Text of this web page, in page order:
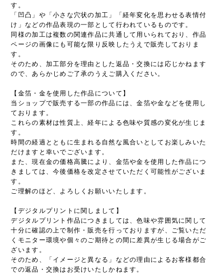
す。
「凹凸」や「小さな穴状の加工」「経年変化を思わせる表情付
け」などの作品表現の一部として行われているものです。
同様の加工は複数の関連作品に共通して用いられており、作品
ページの画像にも可能な限り反映したうえで販売しておりま
す。
そのため、加工部分を理由とした返品・交換には応じかねます
ので、あらかじめご了承のうえご購入ください。
【金箔・金を使用した作品について】
当ショップで販売する一部の作品には、金箔や金などを使用し
ております。
これらの素材は性質上、経年による色味や質感の変化が生じま
す。
時間の経過とともに生まれる自然な風合いとしてお楽しみいた
だけますと幸いでございます。
また、現在金の価格高騰により、金箔や金を使用した作品につ
きましては、今後価格を改定させていただく可能性がございま
す。
ご理解のほど、よろしくお願いいたします。
【デジタルプリントに関しまして】
デジタルプリント作品につきましては、色味や雰囲気に関して
十分に確認の上で制作・販売を行っておりますが、ご覧いただ
くモニター環境や個々のご期待との間に差異が生じる場合がご
ざいます。
そのため、「イメージと異なる」などの理由によるお客様都合
での返品・交換はお受けいたしかねます。